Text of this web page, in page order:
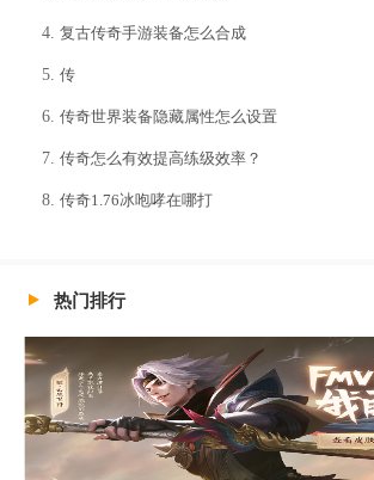
复古传奇手游装备怎么合成
传
传奇世界装备隐藏属性怎么设置
传奇怎么有效提高练级效率？
传奇1.76冰咆哮在哪打
热门排行